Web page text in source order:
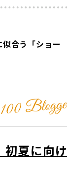
合う「ショー
初夏に向け